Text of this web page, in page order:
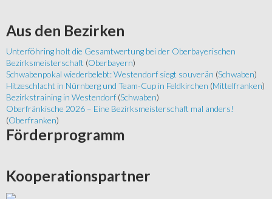
Aus den Bezirken
Unterföhring holt die Gesamtwertung bei der Oberbayerischen
Bezirksmeisterschaft (Oberbayern)
Schwabenpokal wiederbelebt: Westendorf siegt souverän (Schwaben)
Hitzeschlacht in Nürnberg und Team-Cup in Feldkirchen (Mittelfranken)
Bezirkstraining in Westendorf (Schwaben)
Oberfränkische 2026 – Eine Bezirksmeisterschaft mal anders!
(Oberfranken)
Förderprogramm
Kooperationspartner